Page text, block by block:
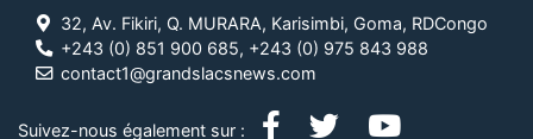
32, Av. Fikiri, Q. MURARA, Karisimbi, Goma, RDCongo
+243 (0) 851 900 685, +243 (0) 975 843 988
contact1@grandslacsnews.com
Suivez-nous également sur :